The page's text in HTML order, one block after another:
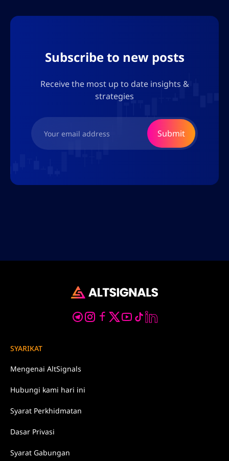
Subscribe to new posts
Receive the most up to date insights &
strategies
SYARIKAT
Mengenai AltSignals
Hubungi kami hari ini
Syarat Perkhidmatan
Dasar Privasi
Syarat Gabungan